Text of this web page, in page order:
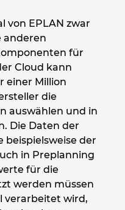
von EPLAN zwar
anderen
für
Cloud kann
einer Million
die
auswählen und in
Die Daten der
beispielsweise der
in Preplanning
für die
werden müssen
verarbeitet wird,